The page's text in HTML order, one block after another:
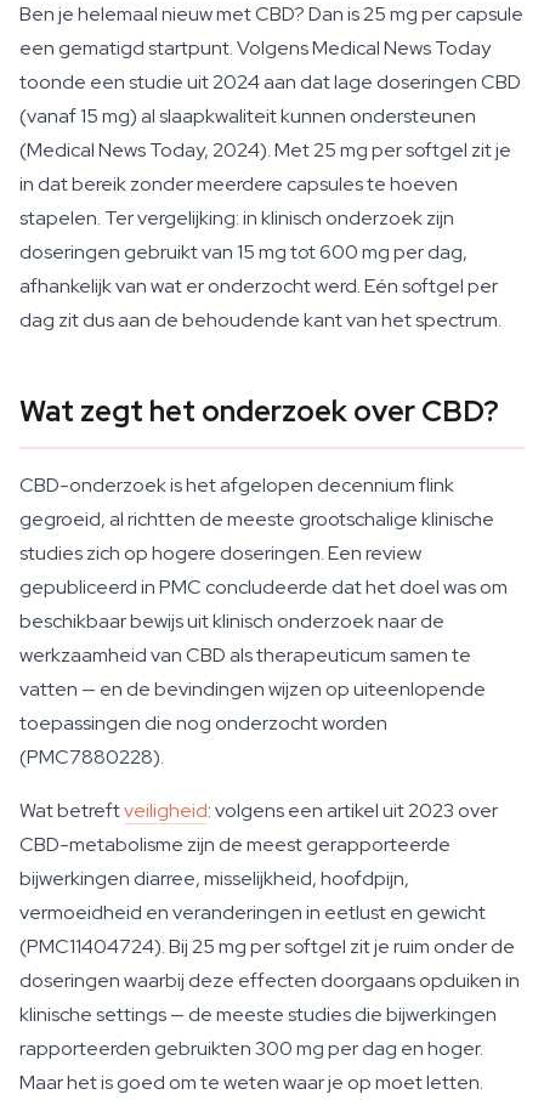
Ben je helemaal nieuw met CBD? Dan is 25 mg per capsule
een gematigd startpunt. Volgens Medical News Today
toonde een studie uit 2024 aan dat lage doseringen CBD
(vanaf 15 mg) al slaapkwaliteit kunnen ondersteunen
(Medical News Today, 2024). Met 25 mg per softgel zit je
in dat bereik zonder meerdere capsules te hoeven
stapelen. Ter vergelijking: in klinisch onderzoek zijn
doseringen gebruikt van 15 mg tot 600 mg per dag,
afhankelijk van wat er onderzocht werd. Eén softgel per
dag zit dus aan de behoudende kant van het spectrum.
Wat zegt het onderzoek over CBD?
CBD-onderzoek is het afgelopen decennium flink
gegroeid, al richtten de meeste grootschalige klinische
studies zich op hogere doseringen. Een review
gepubliceerd in PMC concludeerde dat het doel was om
beschikbaar bewijs uit klinisch onderzoek naar de
werkzaamheid van CBD als therapeuticum samen te
vatten — en de bevindingen wijzen op uiteenlopende
toepassingen die nog onderzocht worden
(PMC7880228).
Wat betreftveiligheid: volgens een artikel uit 2023 over
CBD-metabolisme zijn de meest gerapporteerde
bijwerkingen diarree, misselijkheid, hoofdpijn,
vermoeidheid en veranderingen in eetlust en gewicht
(PMC11404724). Bij 25 mg per softgel zit je ruim onder de
doseringen waarbij deze effecten doorgaans opduiken in
klinische settings — de meeste studies die bijwerkingen
rapporteerden gebruikten 300 mg per dag en hoger.
Maar het is goed om te weten waar je op moet letten.